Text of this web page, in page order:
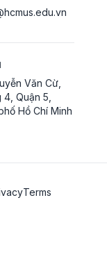
Văn Cừ,
Quận 5,
Hồ Chí Minh
Terms